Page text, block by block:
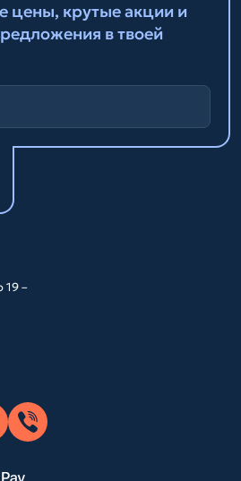
цены, крутые акции и
в твоей
19 –